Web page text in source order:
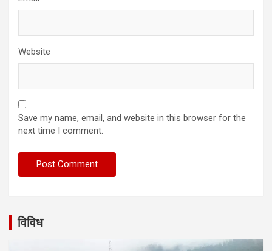
Website
Save my name, email, and website in this browser for the
next time I comment.
विविध